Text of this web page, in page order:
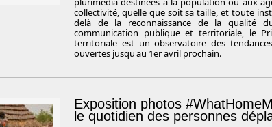
collectivité, quelle que soit sa taille, et toute
delà de la reconnaissance de la qualité
communication publique et territoriale, le
territoriale est un observatoire des
ouvertes jusqu'au 1er avril prochain.
Exposition photos
le quotidien des personnes